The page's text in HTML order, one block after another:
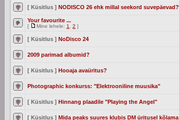
[ Küsitlus ] NODISCO 26 ehk millal seekord suvepäevad?
Your favourite ...
[ Mine lehele: 1 2 ]
[ Küsitlus ] NoDisco 24
2009 parimad albumid?
[ Küsitlus ] Hooaja avaüritus?
Photographic konkurss: "Elektrooniline muusika"
[ Küsitlus ] Hinnang plaadile "Playing the Angel"
[ Küsitlus ] Mida peaks suures klubis DM üritusel kõlama